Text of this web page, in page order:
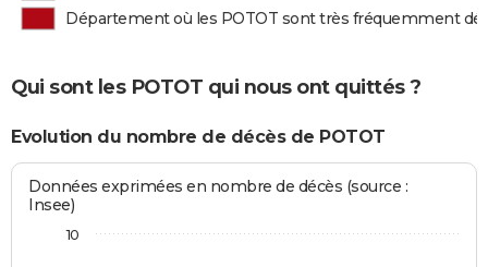
Département où les POTOT sont très fréquemment
Qui sont les POTOT qui nous ont quittés ?
Evolution du nombre de décès de POTOT
Données exprimées en nombre de décès (source :
Insee)
10